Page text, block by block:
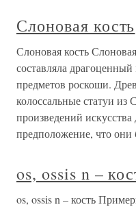
Слоновая кость
Слоновая кость
составляла
предметов роскоши.
колоссальные статуи из
произведений
предположение, что они
os, ossis n –
os, ossis n – кость